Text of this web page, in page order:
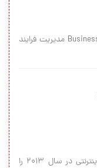
BPM مخفف 3 کلمه Business Process Management مدیریت فرایند
محققان در یک بررسی بدترین رمزهای عبور اینترنتی در سال 2013 را